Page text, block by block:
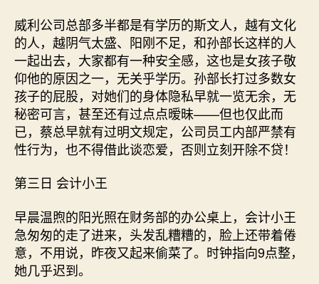
威利公司总部多半都是有学历的斯文人，越有文化
的人，越阴气太盛、阳刚不足，和孙部长这样的人
一起出去，大家都有一种安全感，这也是女孩子敬
仰他的原因之一，无关乎学历。孙部长打过多数女
孩子的屁股，对她们的身体隐私早就一览无余，无
秘密可言，甚至还有过点点暧昧——但也仅此而
已，蔡总早就有过明文规定，公司员工内部严禁有
性行为，也不得借此谈恋爱，否则立刻开除不贷！
第三日 会计小王
早晨温煦的阳光照在财务部的办公桌上，会计小王
急匆匆的走了进来，头发乱糟糟的，脸上还带着倦
意，不用说，昨夜又起来偷菜了。时钟指向9点整，
她几乎迟到。